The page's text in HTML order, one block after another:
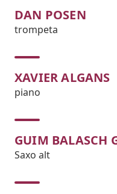
DAN POSEN
trompeta
XAVIER ALGANS
piano
GUIM BALASCH
Saxo alt